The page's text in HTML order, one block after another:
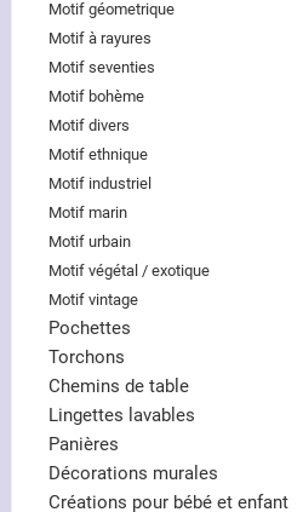
Motif géometrique
Motif à rayures
Motif seventies
Motif bohème
Motif divers
Motif ethnique
Motif industriel
Motif marin
Motif urbain
Motif végétal / exotique
Motif vintage
Pochettes
Torchons
Chemins de table
Lingettes lavables
Panières
Décorations murales
Créations pour bébé et enfant